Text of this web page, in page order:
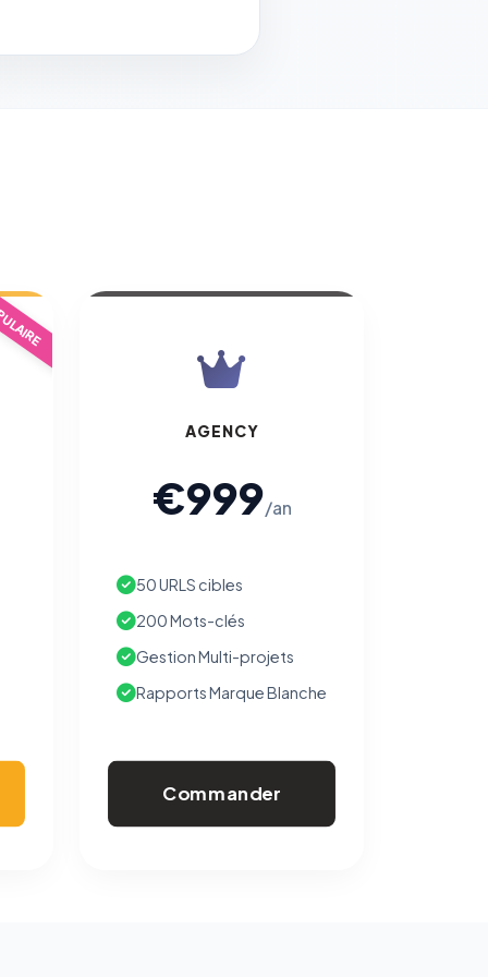
AGENCY
€999/an
50 URLS cibles
200 Mots-clés
Gestion Multi-projets
Rapports Marque Blanche
Commander